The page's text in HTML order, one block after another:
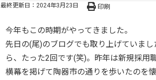
最終更新日： 2024年3月23日 印刷
今年もこの時期がやってきました。
先日の(尾)のブログでも取り上げていま
ら、たった2回です(笑)。昨年は新規採用
横幕を掲げて陶器市の通りを歩いたのを